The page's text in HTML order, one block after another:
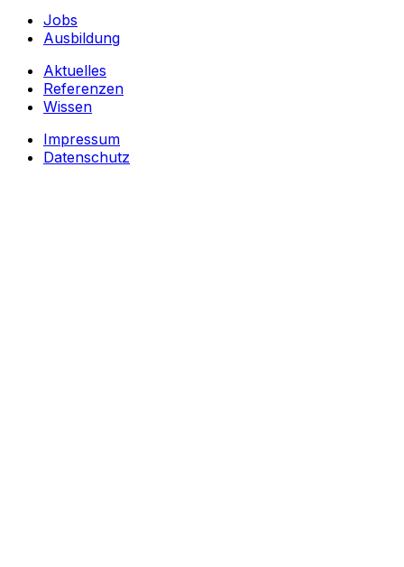
Jobs
Ausbildung
Aktuelles
Referenzen
Wissen
Impressum
Datenschutz